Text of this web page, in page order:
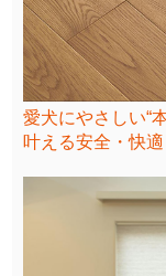
愛犬にやさしい“
叶える安全・快